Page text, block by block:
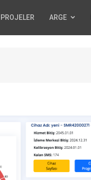
PROJELER ARGE